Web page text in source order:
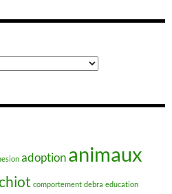
adoptionanimaux
comportement debra education